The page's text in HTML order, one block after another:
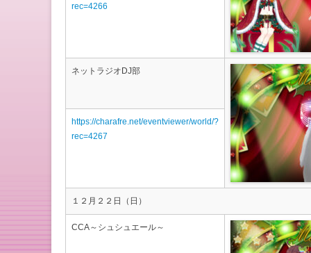
rec=4266
ネットラジオDJ部
https://charafre.net/eventviewer/world/?
rec=4267
１２月２２日（日）
CCA～シュシュエール～